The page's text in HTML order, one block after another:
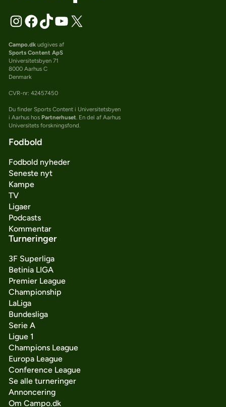
Campo.dkudgives af
Sports Content ApS
Universitetsbyen 71
8000 Aarhus C
Denmark
CVR-nr: 42457450
Du finder Sports Content i Universitetsbyen
i Aarhus hos Partnerhuset. En del af Aarhus
Universitets forskningsfond.
Fodbold
Fodbold nyheder
Seneste nyt
Kampe
TV
Ligaer
Podcasts
Kommentar
Turneringer
3F Superliga
Betinia LIGA
Premier League
Championship
LaLiga
Bundesliga
Serie A
Ligue 1
Champions League
Europa League
Conference League
Se alle turneringer
Annoncering
Om Campo.dk